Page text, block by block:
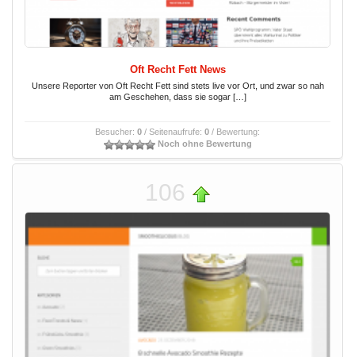
Oft Recht Fett News
Unsere Reporter von Oft Recht Fett sind stets live vor Ort, und zwar so nah
am Geschehen, dass sie sogar […]
Besucher: 0 / Seitenaufrufe: 0 / Bewertung:
Noch ohne Bewertung
106